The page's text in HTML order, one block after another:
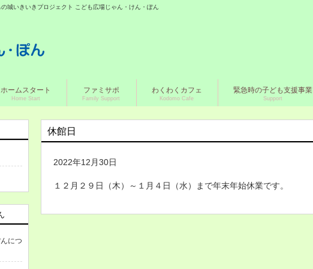
城いきいきプロジェクト こども広場じゃん・けん・ぽん
ホームスタート
Home Start
ファミサポ
Family Support
わくわくカフェ
Kodomo Cafe
緊急時の子ども支援事業
Support
休館日
2022年12月30日
１２月２９日（木）～１月４日（水）まで年末年始休業です。
につ